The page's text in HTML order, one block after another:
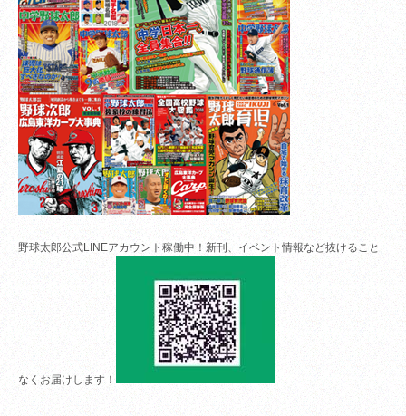
野球太郎公式LINEアカウント稼働中！新刊、イベント情報など抜けること
なくお届けします！